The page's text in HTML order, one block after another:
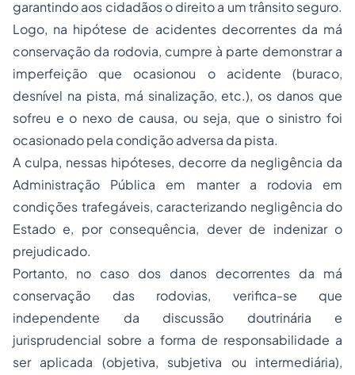
garantindo aos cidadãos o direito a um trânsito seguro.
Logo, na hipótese de acidentes decorrentes da má
conservação da rodovia, cumpre à parte demonstrar a
imperfeição que ocasionou o acidente (buraco,
desnível na pista, má sinalização, etc.), os danos que
sofreu e o nexo de causa, ou seja, que o sinistro foi
ocasionado pela condição adversa da pista.
A culpa, nessas hipóteses, decorre da negligência da
Administração Pública em manter a rodovia em
condições trafegáveis, caracterizando negligência do
Estado e, por consequência, dever de indenizar o
prejudicado.
Portanto, no caso dos danos decorrentes da má
conservação das rodovias, verifica-se que
independente da discussão doutrinária e
jurisprudencial sobre a forma de responsabilidade a
ser aplicada (objetiva, subjetiva ou intermediária),